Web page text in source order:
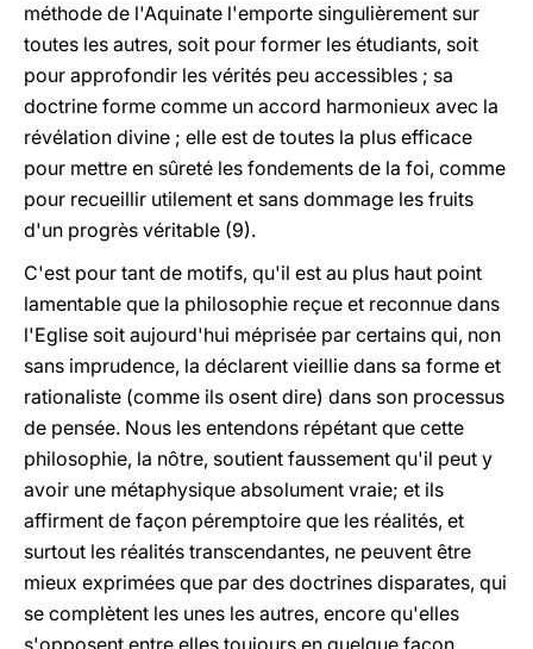
méthode de l'Aquinate l'emporte singulièrement sur
toutes les autres, soit pour former les étudiants, soit
pour approfondir les vérités peu accessibles ; sa
doctrine forme comme un accord harmonieux avec la
révélation divine ; elle est de toutes la plus efficace
pour mettre en sûreté les fondements de la foi, comme
pour recueillir utilement et sans dommage les fruits
d'un progrès véritable (9).
C'est pour tant de motifs, qu'il est au plus haut point
lamentable que la philosophie reçue et reconnue dans
l'Eglise soit aujourd'hui méprisée par certains qui, non
sans imprudence, la déclarent vieillie dans sa forme et
rationaliste (comme ils osent dire) dans son processus
de pensée. Nous les entendons répétant que cette
philosophie, la nôtre, soutient faussement qu'il peut y
avoir une métaphysique absolument vraie; et ils
affirment de façon péremptoire que les réalités, et
surtout les réalités transcendantes, ne peuvent être
mieux exprimées que par des doctrines disparates, qui
se complètent les unes les autres, encore qu'elles
s'opposent entre elles toujours en quelque façon.